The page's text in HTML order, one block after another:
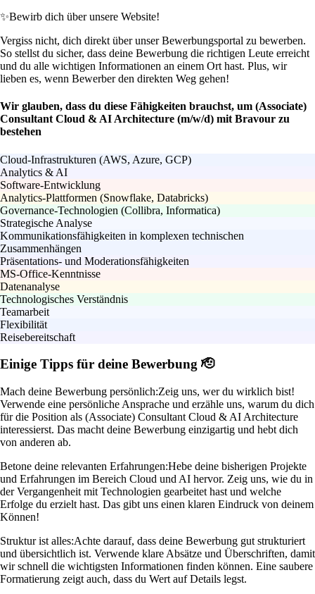
✨Bewirb dich über unsere Website!
Vergiss nicht, dich direkt über unser Bewerbungsportal zu bewerben.
So stellst du sicher, dass deine Bewerbung die richtigen Leute erreicht
und du alle wichtigen Informationen an einem Ort hast. Plus, wir
lieben es, wenn Bewerber den direkten Weg gehen!
Wir glauben, dass du diese Fähigkeiten brauchst, um (Associate)
Consultant Cloud & AI Architecture (m/w/d) mit Bravour zu
bestehen
Cloud-Infrastrukturen (AWS, Azure, GCP)
Analytics & AI
Software-Entwicklung
Analytics-Plattformen (Snowflake, Databricks)
Governance-Technologien (Collibra, Informatica)
Strategische Analyse
Kommunikationsfähigkeiten in komplexen technischen
Zusammenhängen
Präsentations- und Moderationsfähigkeiten
MS-Office-Kenntnisse
Datenanalyse
Technologisches Verständnis
Teamarbeit
Flexibilität
Reisebereitschaft
Einige Tipps für deine Bewerbung 🫡
Mach deine Bewerbung persönlich:Zeig uns, wer du wirklich bist!
Verwende eine persönliche Ansprache und erzähle uns, warum du dich
für die Position als (Associate) Consultant Cloud & AI Architecture
interessierst. Das macht deine Bewerbung einzigartig und hebt dich
von anderen ab.
Betone deine relevanten Erfahrungen:Hebe deine bisherigen Projekte
und Erfahrungen im Bereich Cloud und AI hervor. Zeig uns, wie du in
der Vergangenheit mit Technologien gearbeitet hast und welche
Erfolge du erzielt hast. Das gibt uns einen klaren Eindruck von deinem
Können!
Struktur ist alles:Achte darauf, dass deine Bewerbung gut strukturiert
und übersichtlich ist. Verwende klare Absätze und Überschriften, damit
wir schnell die wichtigsten Informationen finden können. Eine saubere
Formatierung zeigt auch, dass du Wert auf Details legst.